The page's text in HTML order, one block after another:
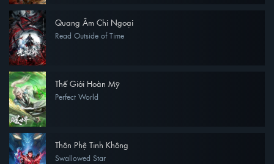
Quang Âm Chi Ngoại
Read Outside of Time
Thế Giới Hoàn Mỹ
Perfect World
Thôn Phệ Tinh Không
Swallowed Star